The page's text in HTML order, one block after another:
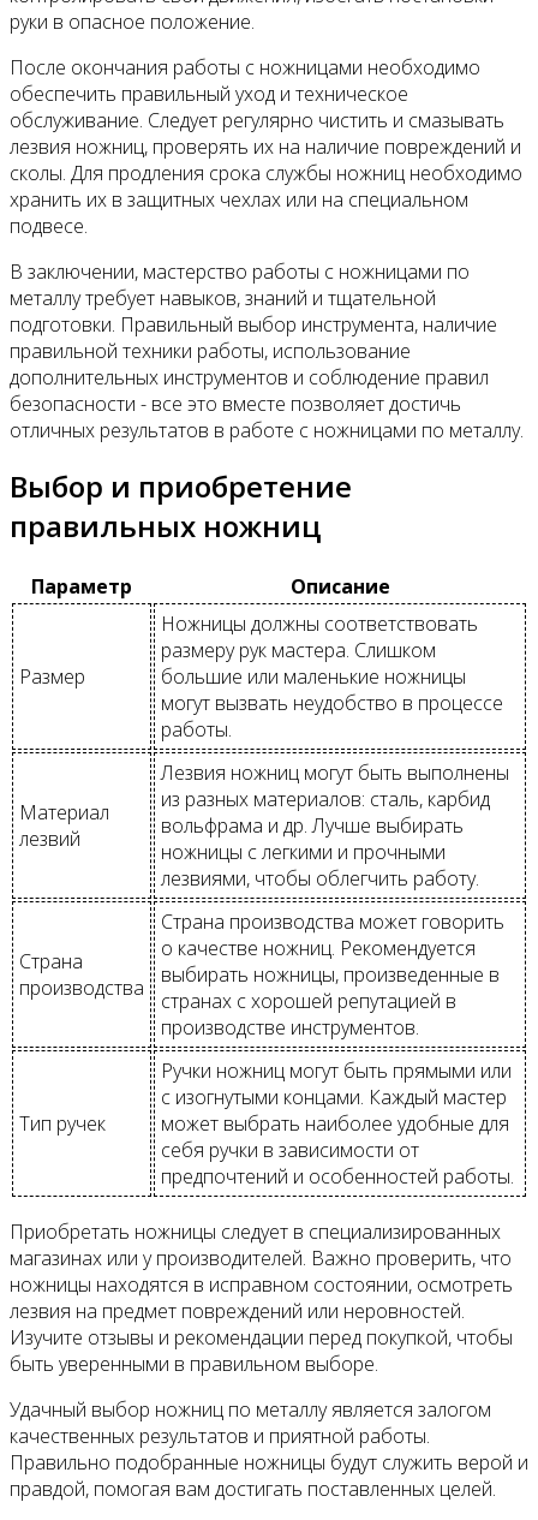
руки в опасное положение.
После окончания работы с ножницами необходимо
обеспечить правильный уход и техническое
обслуживание. Следует регулярно чистить и смазывать
лезвия ножниц, проверять их на наличие повреждений и
сколы. Для продления срока службы ножниц необходимо
хранить их в защитных чехлах или на специальном
подвесе.
В заключении, мастерство работы с ножницами по
металлу требует навыков, знаний и тщательной
подготовки. Правильный выбор инструмента, наличие
правильной техники работы, использование
дополнительных инструментов и соблюдение правил
безопасности - все это вместе позволяет достичь
отличных результатов в работе с ножницами по металлу.
Выбор и приобретение
правильных ножниц
Параметр Описание
Размер
Ножницы должны соответствовать
размеру рук мастера. Слишком
большие или маленькие ножницы
могут вызвать неудобство в процессе
работы.
Материал
лезвий
Лезвия ножниц могут быть выполнены
из разных материалов: сталь, карбид
вольфрама и др. Лучше выбирать
ножницы с легкими и прочными
лезвиями, чтобы облегчить работу.
Страна
производства
Страна производства может говорить
о качестве ножниц. Рекомендуется
выбирать ножницы, произведенные в
странах с хорошей репутацией в
производстве инструментов.
Тип ручек
Ручки ножниц могут быть прямыми или
с изогнутыми концами. Каждый мастер
может выбрать наиболее удобные для
себя ручки в зависимости от
предпочтений и особенностей работы.
Приобретать ножницы следует в специализированных
магазинах или у производителей. Важно проверить, что
ножницы находятся в исправном состоянии, осмотреть
лезвия на предмет повреждений или неровностей.
Изучите отзывы и рекомендации перед покупкой, чтобы
быть уверенными в правильном выборе.
Удачный выбор ножниц по металлу является залогом
качественных результатов и приятной работы.
Правильно подобранные ножницы будут служить верой и
правдой, помогая вам достигать поставленных целей.